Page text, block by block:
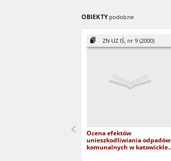
OBIEKTY podobne
ZN UZ IŚ, nr 9 (2000)
Ocena efektów
unieszkodliwiania odpadów
komunalnych w katowicklej